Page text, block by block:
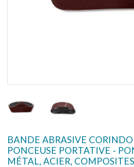
BANDE ABRASIVE
PONCEUSE PORTATIVE -
MÉTAL, ACIER, COMPOSITES